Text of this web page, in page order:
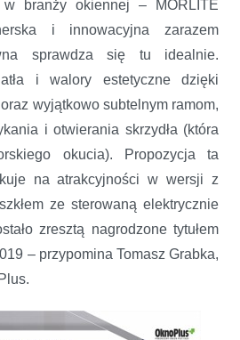
branży okiennej – MORLITE
i innowacyjna zarazem
sprawdza się tu idealnie.
i walory estetyczne dzięki
wyjątkowo subtelnym ramom,
i otwierania skrzydła (która
okucia). Propozycja ta
na atrakcyjności w wersji z
ze sterowaną elektrycznie
zresztą nagrodzone tytułem
– przypomina Tomasz Grabka,